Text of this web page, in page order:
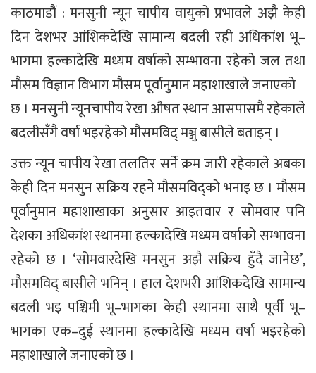
काठमाडौं : मनसुनी न्यून चापीय वायुको प्रभावले अझै केही
दिन देशभर आंशिकदेखि सामान्य बदली रही अधिकांश भू–
भागमा हल्कादेखि मध्यम वर्षाको सम्भावना रहेको जल तथा
मौसम विज्ञान विभाग मौसम पूर्वानुमान महाशाखाले जनाएको
छ । मनसुनी न्यूनचापीय रेखा औषत स्थान आसपासमै रहेकाले
बदलीसँगै वर्षा भइरहेको मौसमविद् मञ्जु बासीले बताइन् ।
उक्त न्यून चापीय रेखा तलतिर सर्ने क्रम जारी रहेकाले अबका
केही दिन मनसुन सक्रिय रहने मौसमविद्को भनाइ छ । मौसम
पूर्वानुमान महाशाखाका अनुसार आइतवार र सोमवार पनि
देशका अधिकांश स्थानमा हल्कादेखि मध्यम वर्षाको सम्भावना
रहेको छ । ‘सोमवारदेखि मनसुन अझै सक्रिय हुँदै जानेछ’,
मौसमविद् बासीले भनिन् । हाल देशभरी आंशिकदेखि सामान्य
बदली भइ पश्चिमी भू–भागका केही स्थानमा साथै पूर्वी भू–
भागका एक–दुई स्थानमा हल्कादेखि मध्यम वर्षा भइरहेको
महाशाखाले जनाएको छ ।